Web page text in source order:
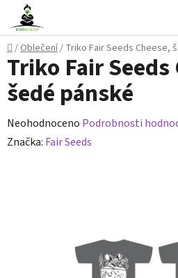
Přejít
obsah
Domů
/Oblečení/ Triko Fair Seeds Cheese,
Triko Fair Seeds
šedé pánské
Průměrné
hodnocení
Neohodnoceno Podrobnosti
Značka: Fair Seeds